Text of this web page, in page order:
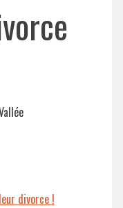
divorce !